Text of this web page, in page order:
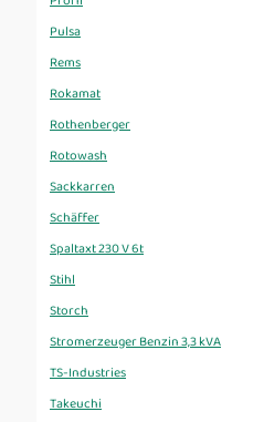
Pulsa
Rems
Rokamat
Rothenberger
Rotowash
Sackkarren
Schäffer
Spaltaxt 230 V 6t
Stihl
Storch
Stromerzeuger Benzin 3,3 kVA
TS-Industries
Takeuchi